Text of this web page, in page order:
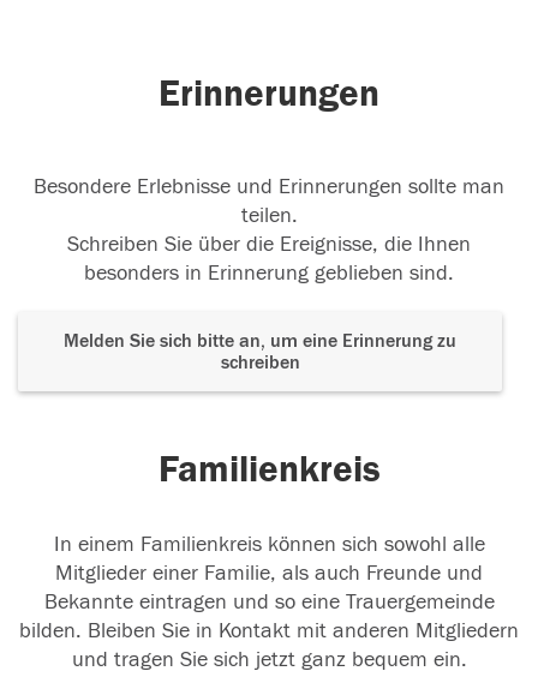
Erinnerungen
Besondere Erlebnisse und Erinnerungen sollte man
teilen.
Schreiben Sie über die Ereignisse, die Ihnen
besonders in Erinnerung geblieben sind.
Melden Sie sich bitte an, um eine Erinnerung zu
schreiben
Familienkreis
In einem Familienkreis können sich sowohl alle
Mitglieder einer Familie, als auch Freunde und
Bekannte eintragen und so eine Trauergemeinde
bilden. Bleiben Sie in Kontakt mit anderen Mitgliedern
und tragen Sie sich jetzt ganz bequem ein.